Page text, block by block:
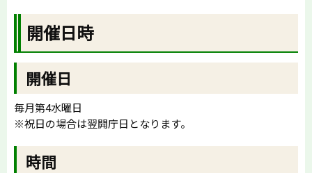
開催日時
開催日
毎月第4水曜日
※祝日の場合は翌開庁日となります。
時間